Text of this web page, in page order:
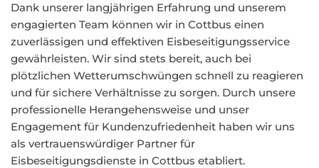
Dank unserer langjährigen Erfahrung und unserem
engagierten Team können wir in Cottbus einen
zuverlässigen und effektiven Eisbeseitigungsservice
gewährleisten. Wir sind stets bereit, auch bei
plötzlichen Wetterumschwüngen schnell zu reagieren
und für sichere Verhältnisse zu sorgen. Durch unsere
professionelle Herangehensweise und unser
Engagement für Kundenzufriedenheit haben wir uns
als vertrauenswürdiger Partner für
Eisbeseitigungsdienste in Cottbus etabliert.